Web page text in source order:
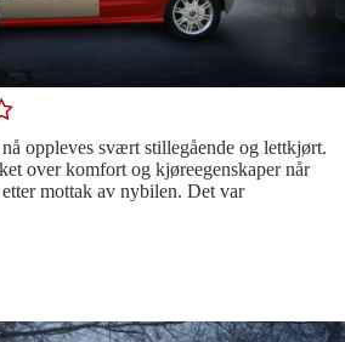
oppleves svært stillegående og lettkjørt.
over komfort og kjøreegenskaper når
mottak av nybilen. Det var